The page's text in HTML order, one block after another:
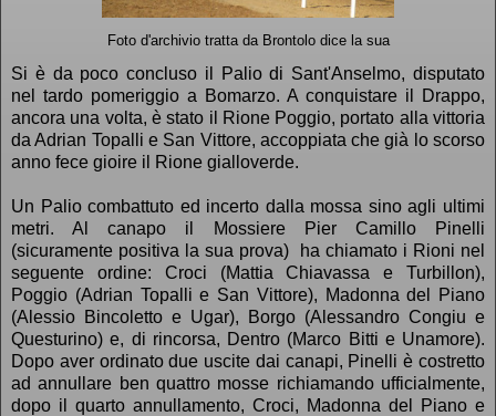
Foto d'archivio tratta da Brontolo dice la sua
Si è da poco concluso il Palio di Sant'Anselmo, disputato
nel tardo pomeriggio a Bomarzo. A conquistare il Drappo,
ancora una volta, è stato il Rione Poggio, portato alla vittoria
da Adrian Topalli e San Vittore, accoppiata che già lo scorso
anno fece gioire il Rione gialloverde.
Un Palio combattuto ed incerto dalla mossa sino agli ultimi
metri. Al canapo il Mossiere Pier Camillo Pinelli
(sicuramente positiva la sua prova) ha chiamato i Rioni nel
seguente ordine: Croci (Mattia Chiavassa e Turbillon),
Poggio (Adrian Topalli e San Vittore), Madonna del Piano
(Alessio Bincoletto e Ugar), Borgo (Alessandro Congiu e
Questurino) e, di rincorsa, Dentro (Marco Bitti e Unamore).
Dopo aver ordinato due uscite dai canapi, Pinelli è costretto
ad annullare ben quattro mosse richiamando ufficialmente,
dopo il quarto annullamento, Croci, Madonna del Piano e